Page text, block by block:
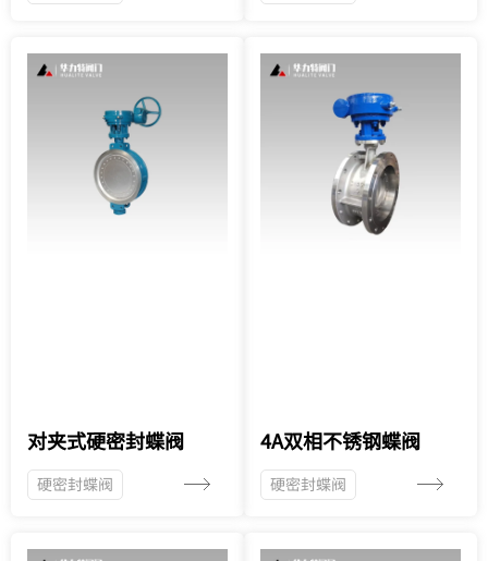
对夹式硬密封蝶阀
硬密封蝶阀
4A双相不锈钢蝶阀
硬密封蝶阀